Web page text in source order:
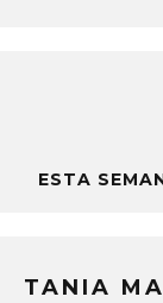
ESTA
TANIA